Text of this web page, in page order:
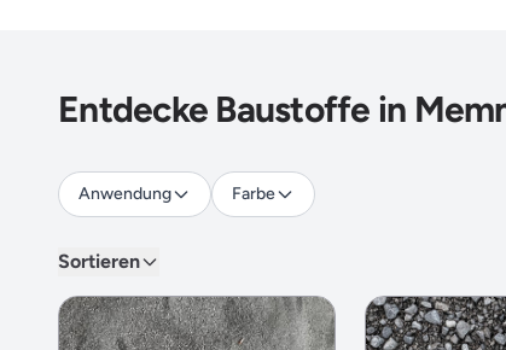
Entdecke Baustoffe in
Anwendung Farbe
Sortieren